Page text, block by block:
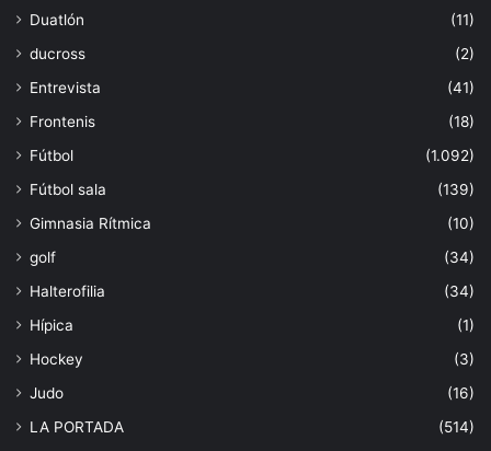
Duatlón
(11)
ducross
(2)
Entrevista
(41)
Frontenis
(18)
Fútbol
(1.092)
Fútbol sala
(139)
Gimnasia Rítmica
(10)
golf
(34)
Halterofilia
(34)
Hípica
(1)
Hockey
(3)
Judo
(16)
LA PORTADA
(514)